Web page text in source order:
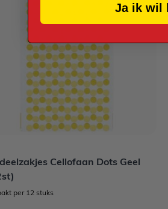
Cellofaan Dots Geel
per 12 stuks
Ja ik wil